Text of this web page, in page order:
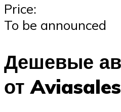
Price:
To be announced
Дешевые
от Aviasales